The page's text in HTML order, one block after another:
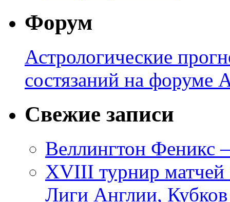
Форум
Астрологические
состязаний на форуме
Свежие записи
Веллингтон Феникс
XVIII турнир
Лиги Англии,